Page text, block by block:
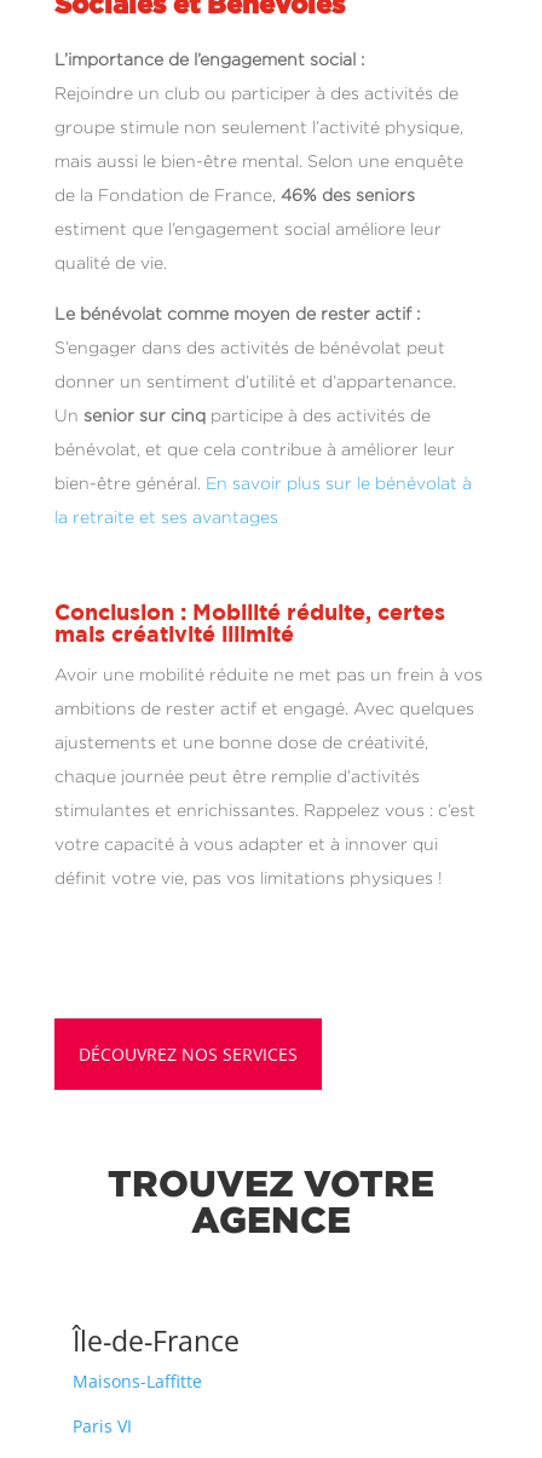
L’importance de l’engagement social :
Rejoindre un club ou participer à des activités de
groupe stimule non seulement l’activité physique,
mais aussi le bien-être mental. Selon une enquête
de la Fondation de France, 46% des seniors
estiment que l’engagement social améliore leur
qualité de vie.
Le bénévolat comme moyen de rester actif :
S’engager dans des activités de bénévolat peut
donner un sentiment d’utilité et d’appartenance.
Un senior sur cinqparticipe à des activités de
bénévolat, et que cela contribue à améliorer leur
bien-être général. En savoir plus sur le bénévolat à
la retraite et ses avantages
Conclusion : Mobilité réduite, certes
mais créativité illimité
Avoir une mobilité réduite ne met pas un frein à vos
ambitions de rester actif et engagé. Avec quelques
ajustements et une bonne dose de créativité,
chaque journée peut être remplie d’activités
stimulantes et enrichissantes. Rappelez vous : c’est
votre capacité à vous adapter et à innover qui
définit votre vie, pas vos limitations physiques !
DÉCOUVREZ NOS SERVICES
TROUVEZ VOTRE
AGENCE
Île-de-France
Maisons-Laffitte
Paris VI